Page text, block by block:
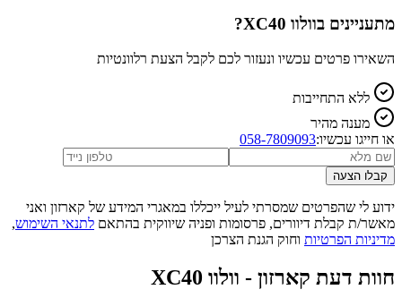
מתעניינים בוולוו XC40 ?
השאירו פרטים עכשיו ונעזור לכם לקבל הצעת רלוונטיות
ללא התחייבות
מענה מהיר
או חייגו עכשיו:058-7809093
קבלו הצעה
ידוע לי שהפרטים שמסרתי לעיל ייכללו במאגרי המידע של קארזון ואני
מאשר/ת קבלת דיוורים, פרסומות ופניה שיווקית בהתאם לתנאי השימוש,
מדיניות הפרטיות וחוק הגנת הצרכן
חוות דעת קארזון - וולוו XC40